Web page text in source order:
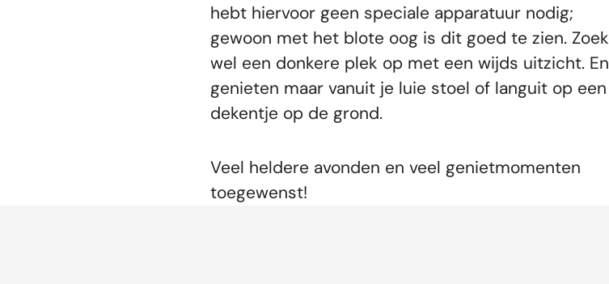
hebt hiervoor geen speciale apparatuur nodig;
gewoon met het blote oog is dit goed te zien. Zoek
wel een donkere plek op met een wijds uitzicht. En
genieten maar vanuit je luie stoel of languit op een
dekentje op de grond.
Veel heldere avonden en veel genietmomenten
toegewenst!